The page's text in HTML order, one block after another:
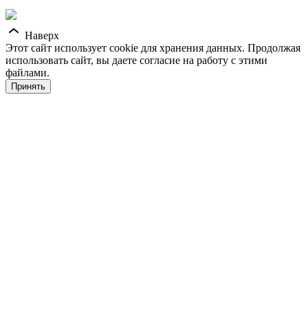
Наверх
Этот сайт использует cookie для хранения данных. Продолжая
использовать сайт, вы даете согласие на работу с этими
файлами.
Принять